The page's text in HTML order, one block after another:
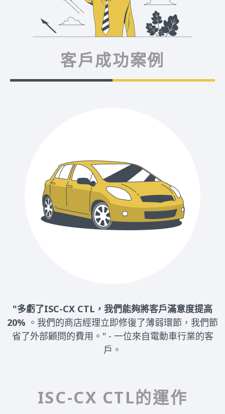
客戶成功案例
"多虧了ISC-CX CTL，我們能夠將客戶滿意度提高
20% 。我們的商店經理立即修復了薄弱環節，我們節
省了外部顧問的費用。" - 一位來自電動車行業的客
戶。
ISC-CX CTL的運作